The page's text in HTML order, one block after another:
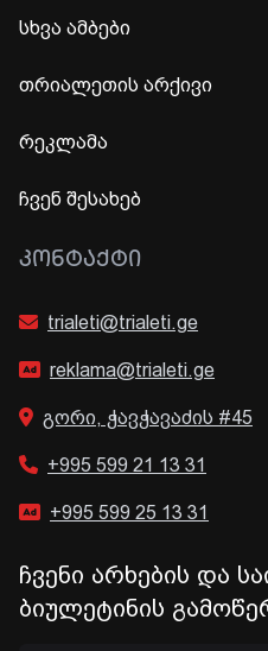
სხვა ამბები
თრიალეთის არქივი
რეკლამა
ჩვენ შესახებ
ᲙᲝᲜᲢᲐᲥᲢᲘ
trialeti@trialeti.ge
reklama@trialeti.ge
გორი, ჭავჭავაძის #45
+995 599 21 13 31
+995 599 25 13 31
ჩვენი არხების და
ბიულეტინის